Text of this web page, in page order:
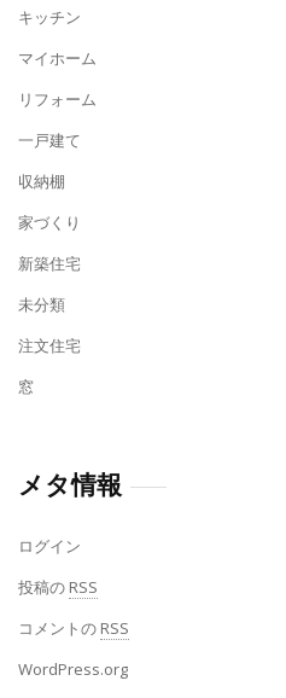
キッチン
マイホーム
リフォーム
一戸建て
収納棚
家づくり
新築住宅
未分類
注文住宅
窓
メタ情報
ログイン
投稿の RSS
コメントの RSS
WordPress.org